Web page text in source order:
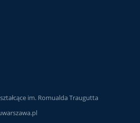
im. Romualda Traugutta